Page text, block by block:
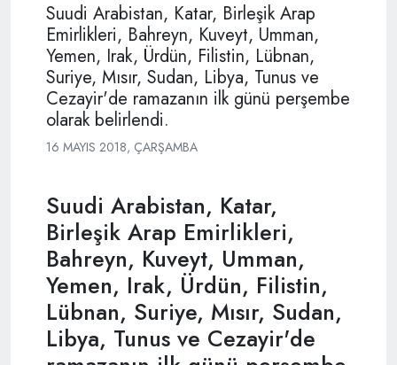
Suudi Arabistan, Katar, Birleşik Arap
Emirlikleri, Bahreyn, Kuveyt, Umman,
Yemen, Irak, Ürdün, Filistin, Lübnan,
Suriye, Mısır, Sudan, Libya, Tunus ve
Cezayir'de ramazanın ilk günü perşembe
olarak belirlendi.
16 MAYIS 2018, ÇARŞAMBA
Suudi Arabistan, Katar,
Birleşik Arap Emirlikleri,
Bahreyn, Kuveyt, Umman,
Yemen, Irak, Ürdün, Filistin,
Lübnan, Suriye, Mısır, Sudan,
Libya, Tunus ve Cezayir'de